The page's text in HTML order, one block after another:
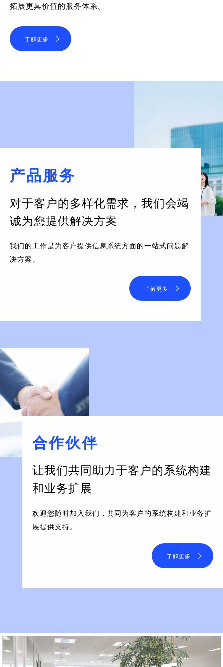
拓展更具价值的服务体系。
了解更多
产品服务
对于客户的多样化需求， 我们会竭
诚为您提供解决方案
我们的工作是为客户提供信息系统方面的一站式问题解
决方案。
了解更多
合作伙伴
让我们共同助力于客户的系统构建
和业务扩展
欢迎您随时加入我们，共同为客户的系统构建和业务扩
展提供支持。
了解更多